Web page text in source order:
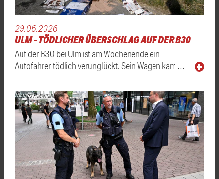
29.06.2026
ULM - TÖDLICHER ÜBERSCHLAG AUF DER B30
Auf der B30 bei Ulm ist am Wochenende ein
Autofahrer tödlich verunglückt. Sein Wagen kam …
Thomas Heckmann